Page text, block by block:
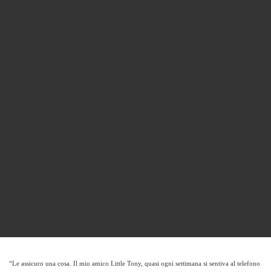
“Le assicuro una cosa. Il mio amico Little Tony, quasi ogni settimana si sentiva al telefono